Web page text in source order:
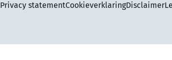
Privacy statementCookieverklaringDisclaimer